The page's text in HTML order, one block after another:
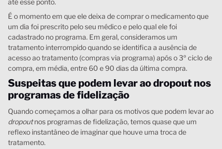
É o momento em que ele deixa de comprar o medicamento que
um dia foi prescrito pelo seu médico e pelo qual ele foi
cadastrado no programa. Em geral, consideramos um
tratamento interrompido quando se identifica a ausência de
acesso ao tratamento (compras via programa) após o 3º ciclo de
compra, em média, entre 60 e 90 dias da última compra.
Suspeitas que podem levar ao dropout nos
programas de fidelização
Quando começamos a olhar para os motivos que podem levar ao
dropoutnos programas de fidelização, temos quase que um
reflexo instantâneo de imaginar que houve uma troca de
tratamento.